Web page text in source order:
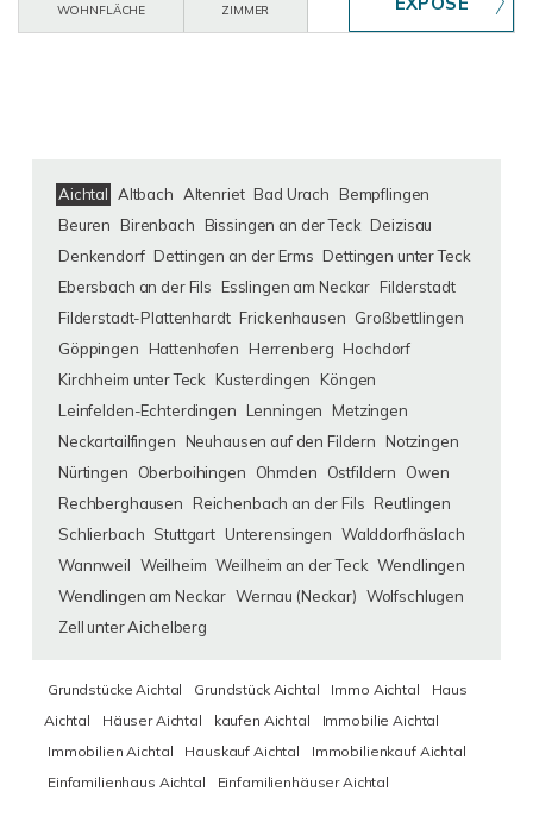
WOHNFLÄCHE
ZIMMER
Aichtal Altbach Altenriet Bad Urach
Bempflingen
Beuren
Birenbach Bissingen an der Teck Deizisau
Denkendorf Dettingen an der Erms Dettingen unter Teck
Ebersbach an der Fils
Esslingen am Neckar Filderstadt
Filderstadt-Plattenhardt Frickenhausen Großbettlingen
Göppingen
Hattenhofen Herrenberg Hochdorf
Kirchheim unter Teck
Kusterdingen
Köngen
Leinfelden-Echterdingen
Lenningen
Metzingen
Neckartailfingen
Neuhausen auf den Fildern
Notzingen
Nürtingen
Oberboihingen Ohmden Ostfildern
Owen
Rechberghausen
Reichenbach an der Fils Reutlingen
Schlierbach Stuttgart Unterensingen Walddorfhäslach
Wannweil Weilheim Weilheim an der Teck Wendlingen
Wendlingen am Neckar Wernau (Neckar) Wolfschlugen
Zell unter Aichelberg
Grundstücke Aichtal Grundstück Aichtal Immo Aichtal
Haus
Aichtal
Häuser Aichtal kaufen Aichtal
Immobilie Aichtal
Immobilien Aichtal
Hauskauf Aichtal
Immobilienkauf Aichtal
Einfamilienhaus Aichtal
Einfamilienhäuser Aichtal